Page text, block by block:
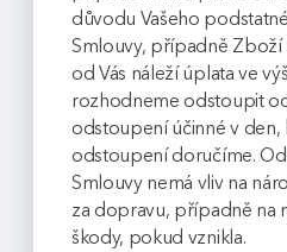
důvodu Vašeho
Smlouvy, případně Zboží
od Vás náleží úplata ve
rozhodneme odstoupit
odstoupení účinné v den,
odstoupení doručíme.
Smlouvy nemá vliv na
za dopravu, případně na
škody, pokud vznikla.